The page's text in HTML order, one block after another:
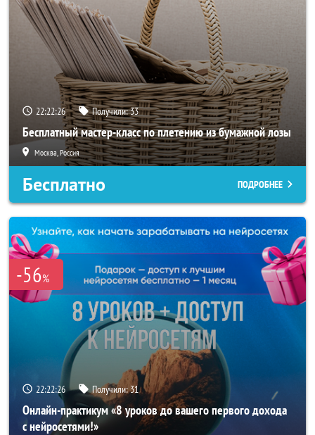
22:22:23 Получили:33
Бесплатный мастер-класс по плетению из бумажной лозы
Москва, Россия
Бесплатно ПОДРОБНЕЕ
-56%
22:22:23 Получили:31
Онлайн-практикум «8 уроков до вашего первого дохода
с нейросетями!»